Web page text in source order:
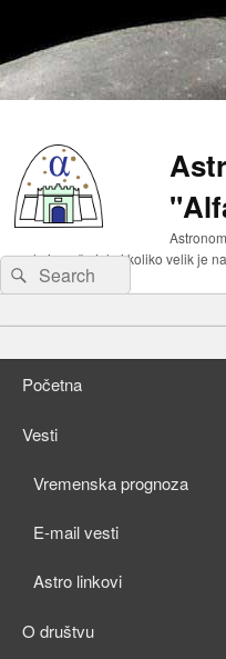
malo je naše telo i koliko velik je
Search
for:
Search
menuSkip
content
Skip
to
Početna
Vesti
Vremenska prognoza
E-mail vesti
Astro linkovi
O društvu